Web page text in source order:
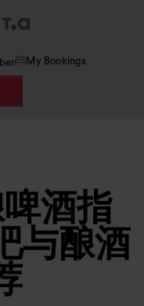
My Bookings
酒指
与酿酒